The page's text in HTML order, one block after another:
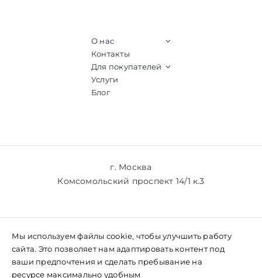
О нас
Контакты
Для покупателей
Услуги
Блог
г. Москва
Комсомольский проспект 14/1 к.3
+7 (985) 769-61-77
Мы используем файлы cookie, чтобы улучшить работу
сайта. Это позволяет нам адаптировать контент под
ваши предпочтения и сделать пребывание на
ресурсе максимально удобным